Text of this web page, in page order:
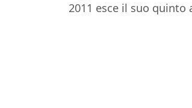
2011 esce il suo